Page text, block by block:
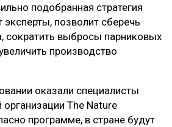
подобранная стратегия
позволит сберечь
сократить выбросы парниковых
производство
оказали специалисты
The Nature
программе, в стране будут